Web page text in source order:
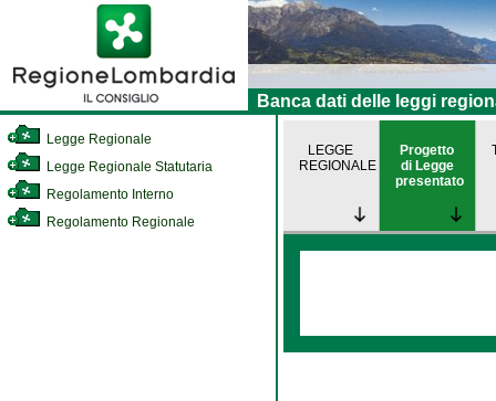
Banca dati delle leggi
Legge Regionale
Legge Regionale Statutaria
Regolamento Interno
Regolamento Regionale
LEGGE
REGIONALE
Progetto
di Legge
presentato